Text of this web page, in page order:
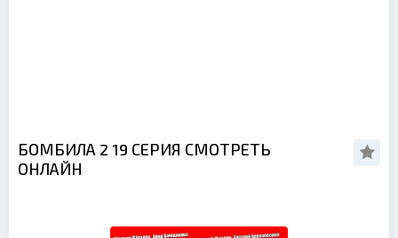
БОМБИЛА 2 19 СЕРИЯ СМОТРЕТЬ
ОНЛАЙН